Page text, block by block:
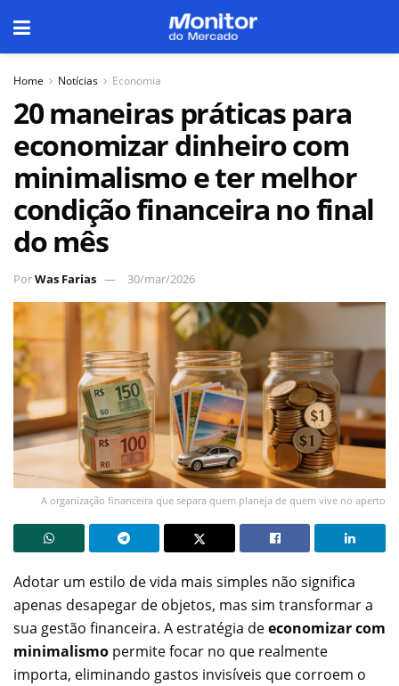
Home Notícias Economia
20 maneiras práticas para
economizar dinheiro com
minimalismo e ter melhor
condição financeira no final
do mês
PorWas Farias 30/mar/2026
A organização financeira que separa quem planeja de quem vive no aperto
Adotar um estilo de vida mais simples não significa
apenas desapegar de objetos, mas sim transformar a
sua gestão financeira. A estratégia deeconomizar com
minimalismo permite focar no que realmente
importa, eliminando gastos invisíveis que corroem o